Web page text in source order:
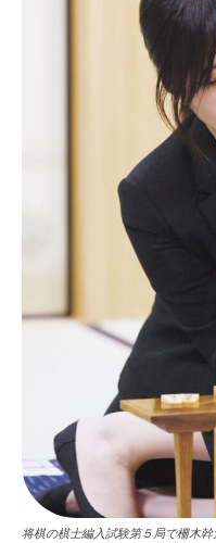
将棋の棋士編入試験第５局で柵木